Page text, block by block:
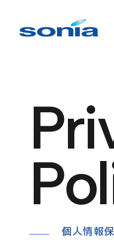
Pri
Pol
個人情報